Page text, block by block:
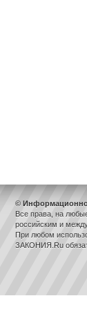
©
Все права, на
российским и
При любом
ЗАКОНИЯ.Ru